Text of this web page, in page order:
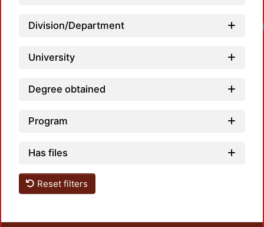
Division/Department
University
Degree obtained
Program
Has files
Reset filters